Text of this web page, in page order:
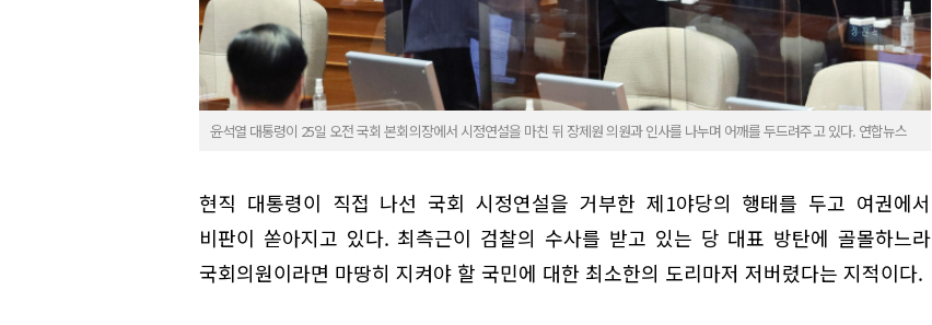
윤석열 대통령이 25일 오전 국회 본회의장에서 시정연설을 마친 뒤 장제원 의원과 인사를 나누며 어깨를 두드려주고 있다. 연합뉴스
현직 대통령이 직접 나선 국회 시정연설을 거부한 제1야당의 행태를 두고 여권에서
비판이 쏟아지고 있다. 최측근이 검찰의 수사를 받고 있는 당 대표 방탄에 골몰하느라
국회의원이라면 마땅히 지켜야 할 국민에 대한 최소한의 도리마저 저버렸다는 지적이다.